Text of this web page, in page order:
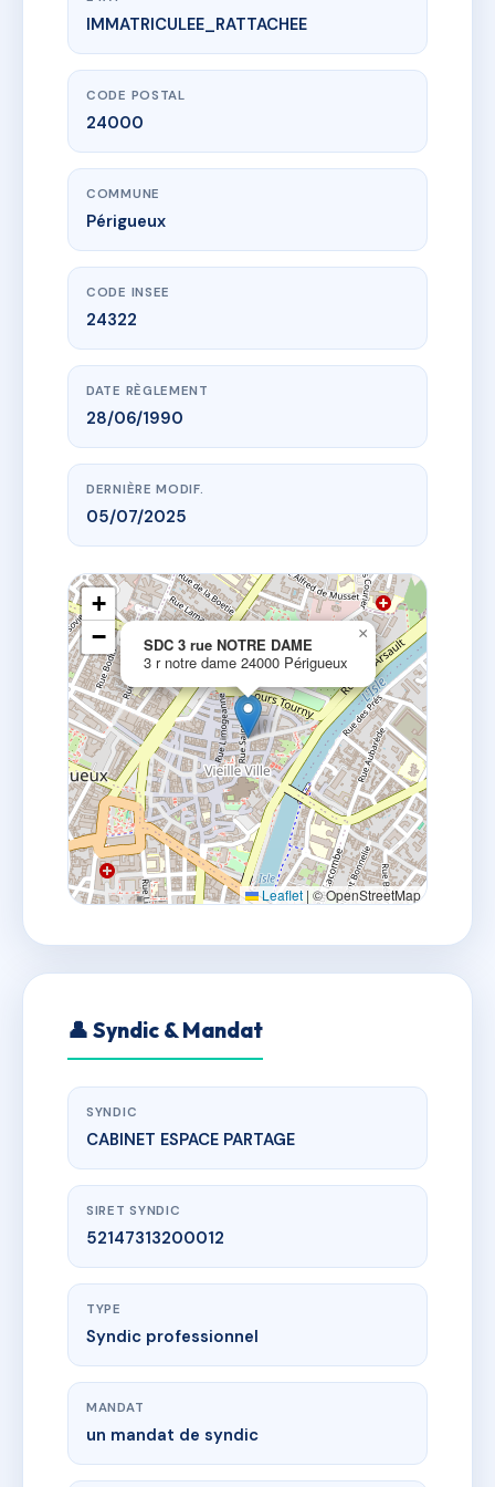
www.vme.plus/AE0169078
SDC 3 rue NOTRE DAME
3 r notre dame
IMMATRICULEE_RATTACHEE
CODE POSTAL
24000
COMMUNE
Périgueux
CODE INSEE
24322
DATE RÈGLEMENT
28/06/1990
DERNIÈRE MODIF.
05/07/2025
SDC 3 rue NOTRE DAME
3 r notre dame 24000 Périgueux
×
+
−
Leaflet | © OpenStreetMap
👤 Syndic & Mandat
SYNDIC
CABINET ESPACE PARTAGE
SIRET SYNDIC
52147313200012
TYPE
Syndic professionnel
MANDAT
un mandat de syndic